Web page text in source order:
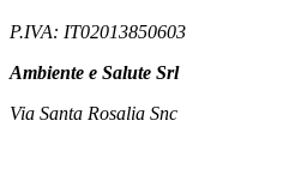
P.IVA: IT02013850603
Ambiente e Salute Srl
Via Santa Rosalia Snc